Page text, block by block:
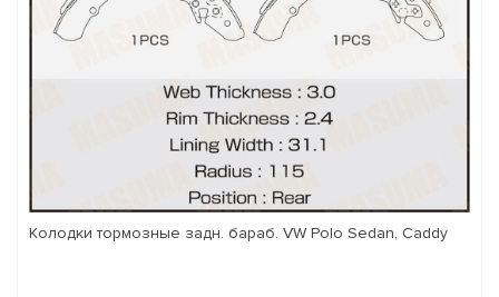
Колодки тормозные задн. бараб. VW Polo Sedan, Caddy